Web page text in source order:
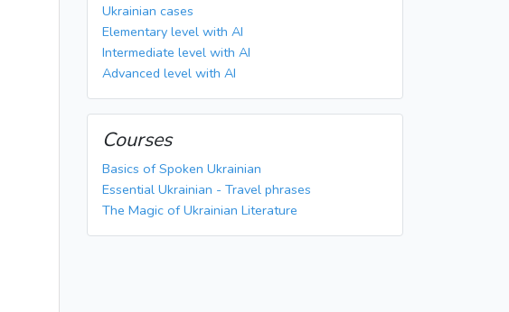
Ukrainian cases
Elementary level with AI
Intermediate level with AI
Advanced level with AI
Courses
Basics of Spoken Ukrainian
Essential Ukrainian - Travel phrases
The Magic of Ukrainian Literature